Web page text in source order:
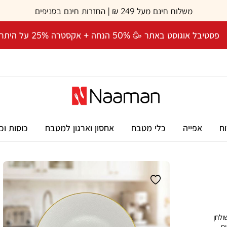
משלוח חינם מעל 249 ₪ | החזרות חינם בסניפים
פסטיבל אוגוסט באתר 🥳 50% הנחה + אקסטרה 25% על היתרה! 🎉
אפייה כלי מטבח אחסון וארגון למטבח כוסות